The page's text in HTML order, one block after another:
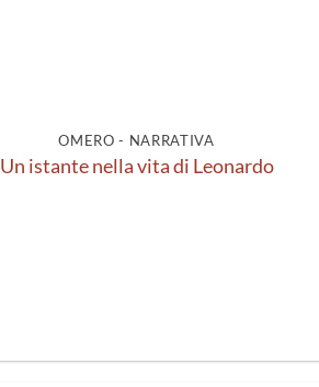
OMERO - NARRATIVA
Un istante nella vita di Leonardo